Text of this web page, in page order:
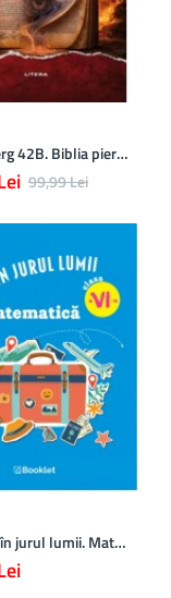
Gutenberg 42B. Biblia pierduta
99,99 Lei
Vacanță în jurul lumii. Matematică clasa a VI-a – EDIȚIA 2026